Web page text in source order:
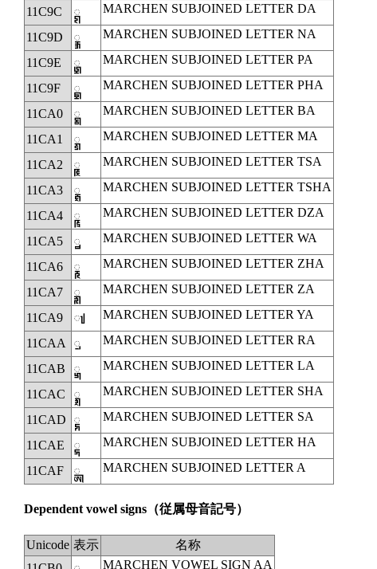
11C9C ◌𑲜 MARCHEN SUBJOINED LETTER DA
11C9D ◌𑲝 MARCHEN SUBJOINED LETTER NA
11C9E ◌𑲞 MARCHEN SUBJOINED LETTER PA
11C9F ◌𑲟 MARCHEN SUBJOINED LETTER PHA
11CA0 ◌𑲠 MARCHEN SUBJOINED LETTER BA
11CA1 ◌𑲡 MARCHEN SUBJOINED LETTER MA
11CA2 ◌𑲢 MARCHEN SUBJOINED LETTER TSA
11CA3 ◌𑲣 MARCHEN SUBJOINED LETTER TSHA
11CA4 ◌𑲤 MARCHEN SUBJOINED LETTER DZA
11CA5 ◌𑲥 MARCHEN SUBJOINED LETTER WA
11CA6 ◌𑲦 MARCHEN SUBJOINED LETTER ZHA
11CA7 ◌𑲧 MARCHEN SUBJOINED LETTER ZA
11CA9 𑲩 MARCHEN SUBJOINED LETTER YA
11CAA ◌𑲪 MARCHEN SUBJOINED LETTER RA
11CAB ◌𑲫 MARCHEN SUBJOINED LETTER LA
11CAC ◌𑲬 MARCHEN SUBJOINED LETTER SHA
11CAD ◌𑲭 MARCHEN SUBJOINED LETTER SA
11CAE ◌𑲮 MARCHEN SUBJOINED LETTER HA
11CAF ◌𑲯 MARCHEN SUBJOINED LETTER A
Dependent vowel signs （従属母音記号）
Unicode 表示
名称
MARCHEN VOWEL SIGN AA